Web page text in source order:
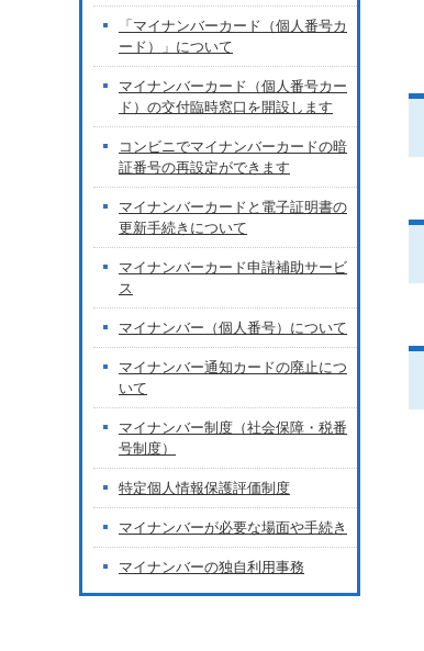
「マイナンバーカード（個人番号カ
ード）」について
マイナンバーカード（個人番号カー
ド）の交付臨時窓口を開設します
コンビニでマイナンバーカードの暗
証番号の再設定ができます
マイナンバーカードと電子証明書の
更新手続きについて
マイナンバーカード申請補助サービ
ス
マイナンバー（個人番号）について
マイナンバー通知カードの廃止につ
いて
マイナンバー制度（社会保障・税番
号制度）
特定個人情報保護評価制度
マイナンバーが必要な場面や手続き
マイナンバーの独自利用事務